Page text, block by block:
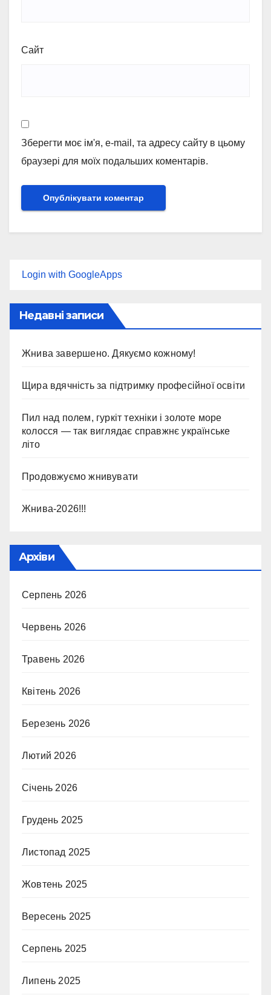
Сайт
Зберегти моє ім'я, e-mail, та адресу сайту в цьому
браузері для моїх подальших коментарів.
Login with GoogleApps
Недавні записи
Жнива завершено. Дякуємо кожному!
Щира вдячність за підтримку професійної освіти
Пил над полем, гуркіт техніки і золоте море
колосся — так виглядає справжнє українське
літо
Продовжуємо жнивувати
Жнива-2026!!!
Архіви
Серпень 2026
Червень 2026
Травень 2026
Квітень 2026
Березень 2026
Лютий 2026
Січень 2026
Грудень 2025
Листопад 2025
Жовтень 2025
Вересень 2025
Серпень 2025
Липень 2025